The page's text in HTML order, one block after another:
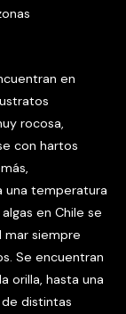
en
rocosa,
con hartos
una temperatura
en Chile se
mar siempre
Se encuentran
orilla, hasta una
distintas